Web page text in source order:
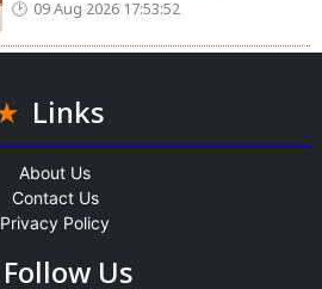
09 Aug 2026 17:53:52
Links
About Us
Contact Us
Privacy Policy
Follow Us